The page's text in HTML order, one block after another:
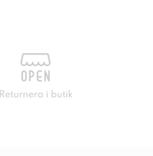
Returnera i butik